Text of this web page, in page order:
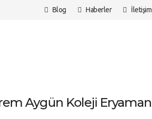
Blog Haberler İletişim
Aygün Koleji Eryaman